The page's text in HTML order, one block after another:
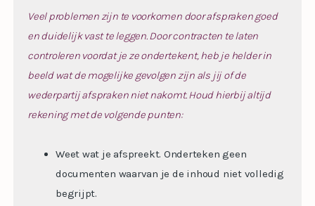
Veel problemen zijn te voorkomen door afspraken goed
en duidelijk vast te leggen. Door contracten te laten
controleren voordat je ze ondertekent, heb je helder in
beeld wat de mogelijke gevolgen zijn als jij of de
wederpartij afspraken niet nakomt. Houd hierbij altijd
rekening met de volgende punten:
Weet wat je afspreekt. Onderteken geen
documenten waarvan je de inhoud niet volledig
begrijpt.